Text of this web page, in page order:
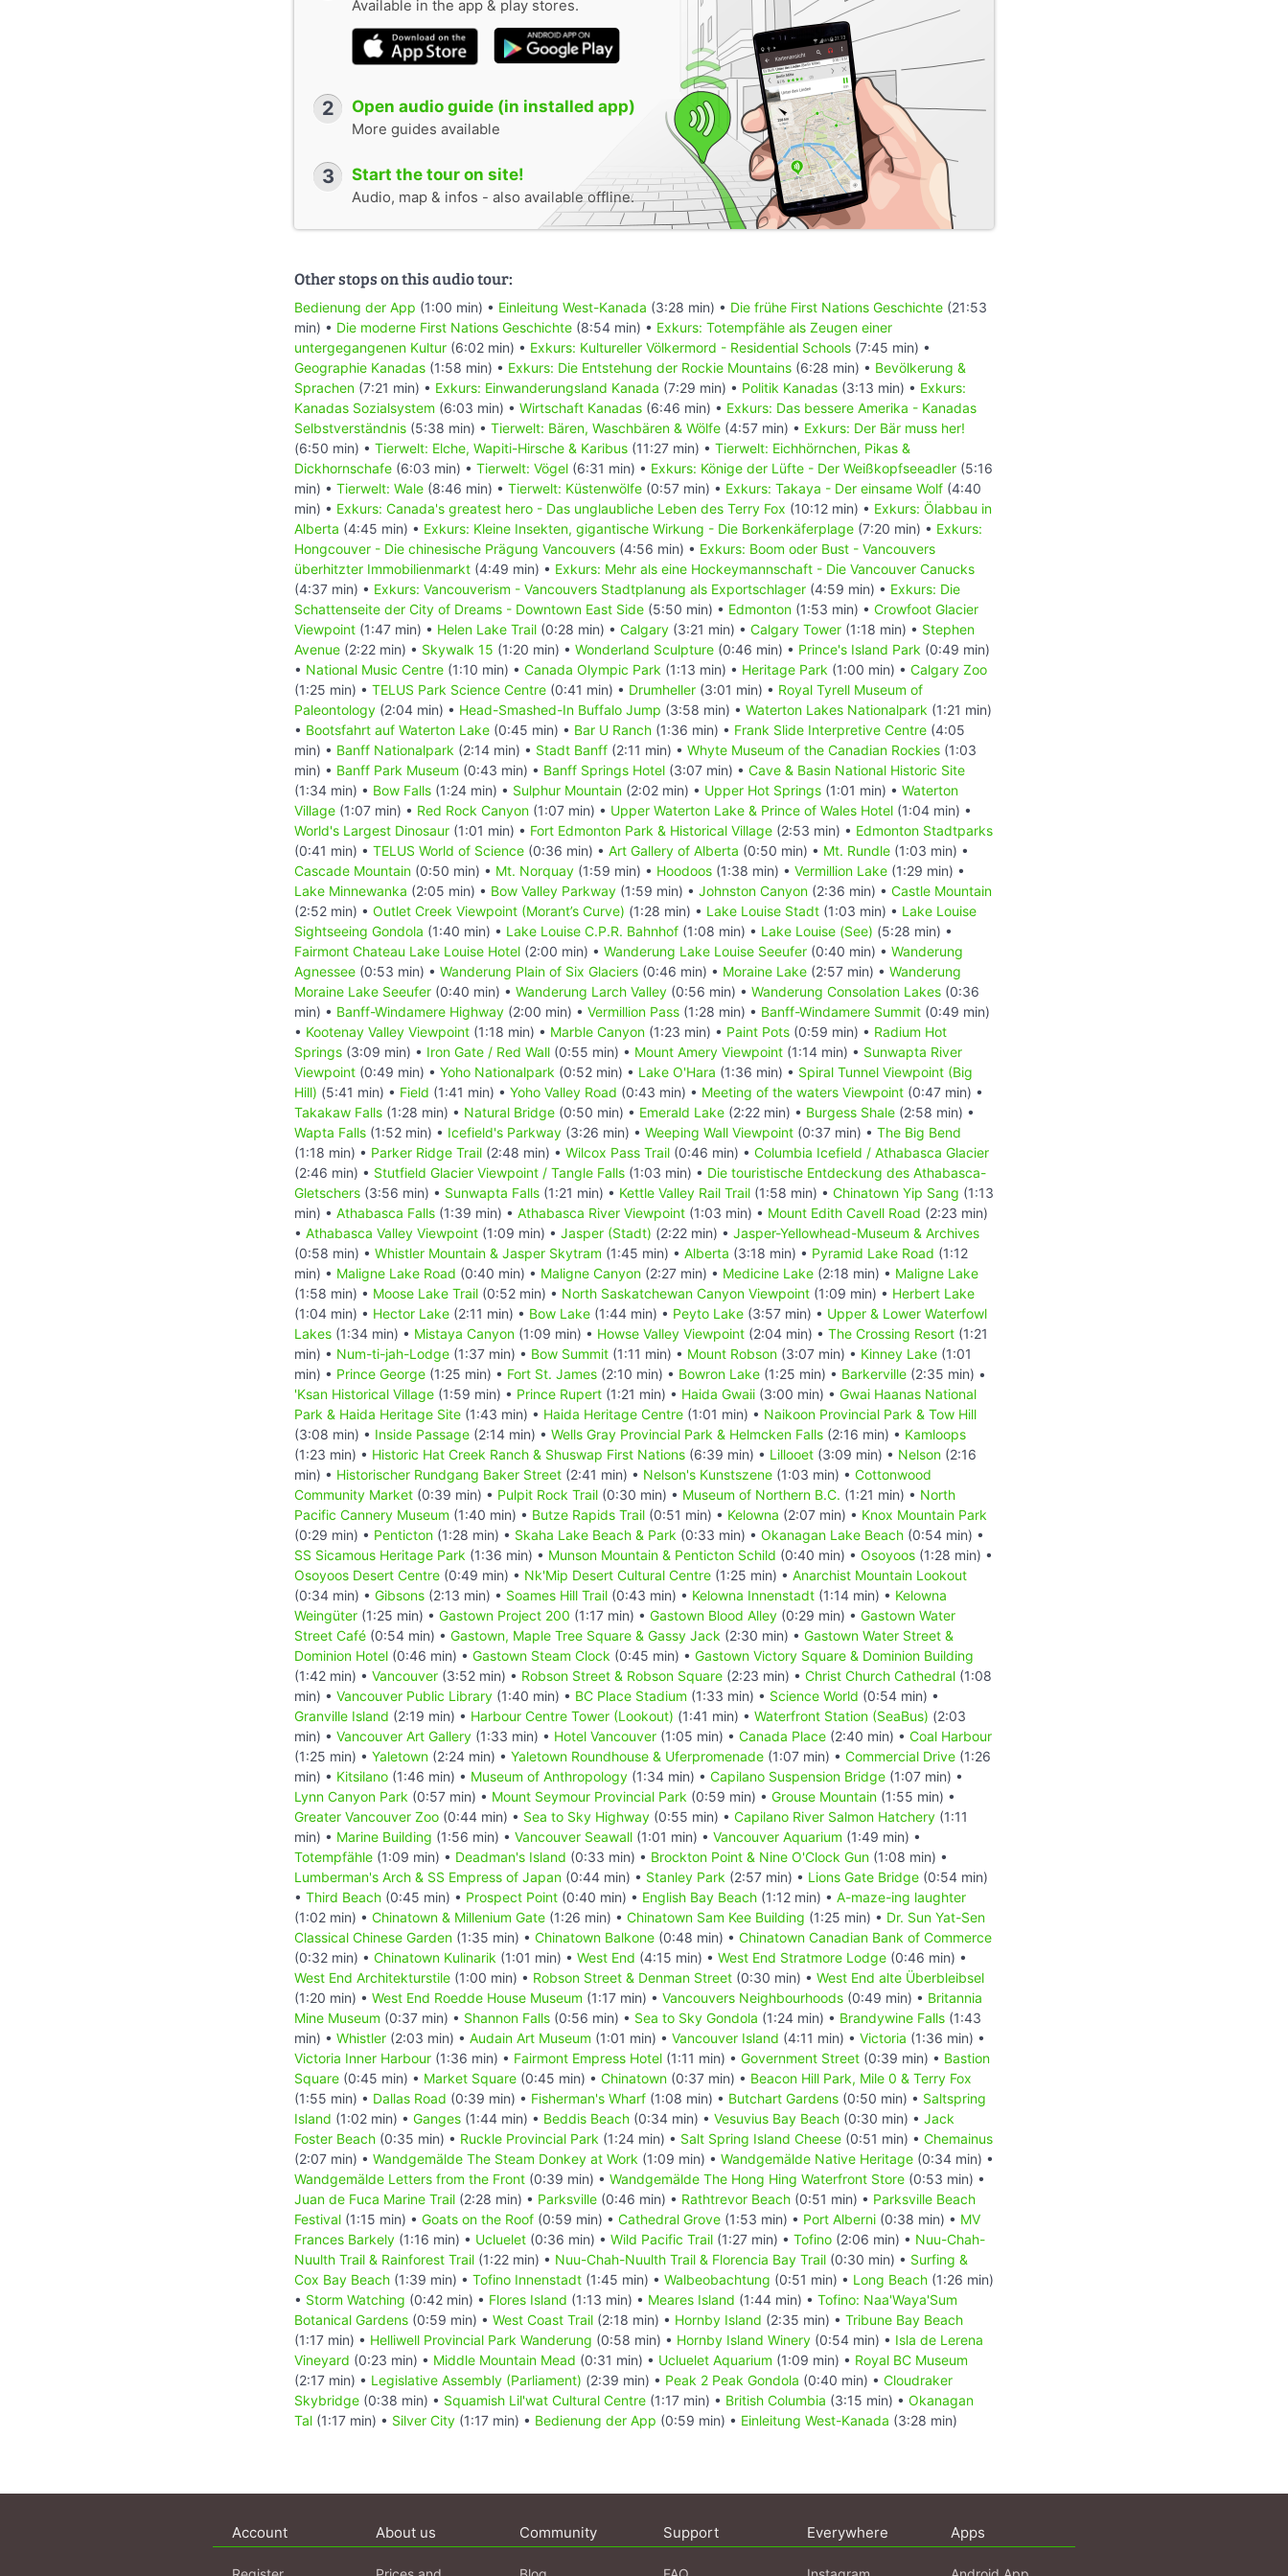
Available in the app & play stores.
2 Open audio guide (in installed app)
More guides available
3 Start the tour on site!
Audio, map & infos - also available offline.
Other stops on this audio tour:
Bedienung der App (1:00 min) • Einleitung West-Kanada (3:28 min) • Die frühe First Nations Geschichte (21:53
min) • Die moderne First Nations Geschichte (8:54 min) • Exkurs: Totempfähle als Zeugen einer
untergegangenen Kultur (6:02 min) • Exkurs: Kultureller Völkermord - Residential Schools (7:45 min) •
Geographie Kanadas (1:58 min) • Exkurs: Die Entstehung der Rockie Mountains (6:28 min) • Bevölkerung &
Sprachen (7:21 min) • Exkurs: Einwanderungsland Kanada (7:29 min) • Politik Kanadas (3:13 min) • Exkurs:
Kanadas Sozialsystem (6:03 min) • Wirtschaft Kanadas (6:46 min) • Exkurs: Das bessere Amerika - Kanadas
Selbstverständnis (5:38 min) • Tierwelt: Bären, Waschbären & Wölfe (4:57 min) • Exkurs: Der Bär muss her!
(6:50 min) • Tierwelt: Elche, Wapiti-Hirsche & Karibus (11:27 min) • Tierwelt: Eichhörnchen, Pikas &
Dickhornschafe (6:03 min) • Tierwelt: Vögel (6:31 min) • Exkurs: Könige der Lüfte - Der Weißkopfseeadler (5:16
min) • Tierwelt: Wale (8:46 min) • Tierwelt: Küstenwölfe (0:57 min) • Exkurs: Takaya - Der einsame Wolf (4:40
min) • Exkurs: Canada's greatest hero - Das unglaubliche Leben des Terry Fox (10:12 min) • Exkurs: Ölabbau in
Alberta (4:45 min) • Exkurs: Kleine Insekten, gigantische Wirkung - Die Borkenkäferplage (7:20 min) • Exkurs:
Hongcouver - Die chinesische Prägung Vancouvers (4:56 min) • Exkurs: Boom oder Bust - Vancouvers
überhitzter Immobilienmarkt (4:49 min) • Exkurs: Mehr als eine Hockeymannschaft - Die Vancouver Canucks
(4:37 min) • Exkurs: Vancouverism - Vancouvers Stadtplanung als Exportschlager (4:59 min) • Exkurs: Die
Schattenseite der City of Dreams - Downtown East Side (5:50 min) • Edmonton (1:53 min) • Crowfoot Glacier
Viewpoint (1:47 min) • Helen Lake Trail (0:28 min) • Calgary (3:21 min) • Calgary Tower (1:18 min) • Stephen
Avenue (2:22 min) • Skywalk 15 (1:20 min) • Wonderland Sculpture (0:46 min) • Prince's Island Park (0:49 min)
• National Music Centre (1:10 min) • Canada Olympic Park (1:13 min) • Heritage Park (1:00 min) • Calgary Zoo
(1:25 min) • TELUS Park Science Centre (0:41 min) • Drumheller (3:01 min) • Royal Tyrell Museum of
Paleontology (2:04 min) • Head-Smashed-In Buffalo Jump (3:58 min) • Waterton Lakes Nationalpark (1:21 min)
• Bootsfahrt auf Waterton Lake (0:45 min) • Bar U Ranch (1:36 min) • Frank Slide Interpretive Centre (4:05
min) • Banff Nationalpark (2:14 min) • Stadt Banff (2:11 min) • Whyte Museum of the Canadian Rockies (1:03
min) • Banff Park Museum (0:43 min) • Banff Springs Hotel (3:07 min) • Cave & Basin National Historic Site
(1:34 min) • Bow Falls (1:24 min) • Sulphur Mountain (2:02 min) • Upper Hot Springs (1:01 min) • Waterton
Village (1:07 min) • Red Rock Canyon (1:07 min) • Upper Waterton Lake & Prince of Wales Hotel (1:04 min) •
World's Largest Dinosaur (1:01 min) • Fort Edmonton Park & Historical Village (2:53 min) • Edmonton Stadtparks
(0:41 min) • TELUS World of Science (0:36 min) • Art Gallery of Alberta (0:50 min) • Mt. Rundle (1:03 min) •
Cascade Mountain (0:50 min) • Mt. Norquay (1:59 min) • Hoodoos (1:38 min) • Vermillion Lake (1:29 min) •
Lake Minnewanka (2:05 min) • Bow Valley Parkway (1:59 min) • Johnston Canyon (2:36 min) • Castle Mountain
(2:52 min) • Outlet Creek Viewpoint (Morant’s Curve) (1:28 min) • Lake Louise Stadt (1:03 min) • Lake Louise
Sightseeing Gondola (1:40 min) • Lake Louise C.P.R. Bahnhof (1:08 min) • Lake Louise (See) (5:28 min) •
Fairmont Chateau Lake Louise Hotel (2:00 min) • Wanderung Lake Louise Seeufer (0:40 min) • Wanderung
Agnessee (0:53 min) • Wanderung Plain of Six Glaciers (0:46 min) • Moraine Lake (2:57 min) • Wanderung
Moraine Lake Seeufer (0:40 min) • Wanderung Larch Valley (0:56 min) • Wanderung Consolation Lakes (0:36
min) • Banff-Windamere Highway (2:00 min) • Vermillion Pass (1:28 min) • Banff-Windamere Summit (0:49 min)
• Kootenay Valley Viewpoint (1:18 min) • Marble Canyon (1:23 min) • Paint Pots (0:59 min) • Radium Hot
Springs (3:09 min) • Iron Gate / Red Wall (0:55 min) • Mount Amery Viewpoint (1:14 min) • Sunwapta River
Viewpoint (0:49 min) • Yoho Nationalpark (0:52 min) • Lake O'Hara (1:36 min) • Spiral Tunnel Viewpoint (Big
Hill) (5:41 min) • Field (1:41 min) • Yoho Valley Road (0:43 min) • Meeting of the waters Viewpoint (0:47 min) •
Takakaw Falls (1:28 min) • Natural Bridge (0:50 min) • Emerald Lake (2:22 min) • Burgess Shale (2:58 min) •
Wapta Falls (1:52 min) • Icefield's Parkway (3:26 min) • Weeping Wall Viewpoint (0:37 min) • The Big Bend
(1:18 min) • Parker Ridge Trail (2:48 min) • Wilcox Pass Trail (0:46 min) • Columbia Icefield / Athabasca Glacier
(2:46 min) • Stutfield Glacier Viewpoint / Tangle Falls (1:03 min) • Die touristische Entdeckung des Athabasca-
Gletschers (3:56 min) • Sunwapta Falls (1:21 min) • Kettle Valley Rail Trail (1:58 min) • Chinatown Yip Sang (1:13
min) • Athabasca Falls (1:39 min) • Athabasca River Viewpoint (1:03 min) • Mount Edith Cavell Road (2:23 min)
• Athabasca Valley Viewpoint (1:09 min) • Jasper (Stadt) (2:22 min) • Jasper-Yellowhead-Museum & Archives
(0:58 min) • Whistler Mountain & Jasper Skytram (1:45 min) • Alberta (3:18 min) • Pyramid Lake Road (1:12
min) • Maligne Lake Road (0:40 min) • Maligne Canyon (2:27 min) • Medicine Lake (2:18 min) • Maligne Lake
(1:58 min) • Moose Lake Trail (0:52 min) • North Saskatchewan Canyon Viewpoint (1:09 min) • Herbert Lake
(1:04 min) • Hector Lake (2:11 min) • Bow Lake (1:44 min) • Peyto Lake (3:57 min) • Upper & Lower Waterfowl
Lakes (1:34 min) • Mistaya Canyon (1:09 min) • Howse Valley Viewpoint (2:04 min) • The Crossing Resort (1:21
min) • Num-ti-jah-Lodge (1:37 min) • Bow Summit (1:11 min) • Mount Robson (3:07 min) • Kinney Lake (1:01
min) • Prince George (1:25 min) • Fort St. James (2:10 min) • Bowron Lake (1:25 min) • Barkerville (2:35 min) •
'Ksan Historical Village (1:59 min) • Prince Rupert (1:21 min) • Haida Gwaii (3:00 min) • Gwai Haanas National
Park & Haida Heritage Site (1:43 min) • Haida Heritage Centre (1:01 min) • Naikoon Provincial Park & Tow Hill
(3:08 min) • Inside Passage (2:14 min) • Wells Gray Provincial Park & Helmcken Falls (2:16 min) • Kamloops
(1:23 min) • Historic Hat Creek Ranch & Shuswap First Nations (6:39 min) • Lillooet (3:09 min) • Nelson (2:16
min) • Historischer Rundgang Baker Street (2:41 min) • Nelson's Kunstszene (1:03 min) • Cottonwood
Community Market (0:39 min) • Pulpit Rock Trail (0:30 min) • Museum of Northern B.C. (1:21 min) • North
Pacific Cannery Museum (1:40 min) • Butze Rapids Trail (0:51 min) • Kelowna (2:07 min) • Knox Mountain Park
(0:29 min) • Penticton (1:28 min) • Skaha Lake Beach & Park (0:33 min) • Okanagan Lake Beach (0:54 min) •
SS Sicamous Heritage Park (1:36 min) • Munson Mountain & Penticton Schild (0:40 min) • Osoyoos (1:28 min) •
Osoyoos Desert Centre (0:49 min) • Nk'Mip Desert Cultural Centre (1:25 min) • Anarchist Mountain Lookout
(0:34 min) • Gibsons (2:13 min) • Soames Hill Trail (0:43 min) • Kelowna Innenstadt (1:14 min) • Kelowna
Weingüter (1:25 min) • Gastown Project 200 (1:17 min) • Gastown Blood Alley (0:29 min) • Gastown Water
Street Café (0:54 min) • Gastown, Maple Tree Square & Gassy Jack (2:30 min) • Gastown Water Street &
Dominion Hotel (0:46 min) • Gastown Steam Clock (0:45 min) • Gastown Victory Square & Dominion Building
(1:42 min) • Vancouver (3:52 min) • Robson Street & Robson Square (2:23 min) • Christ Church Cathedral (1:08
min) • Vancouver Public Library (1:40 min) • BC Place Stadium (1:33 min) • Science World (0:54 min) •
Granville Island (2:19 min) • Harbour Centre Tower (Lookout) (1:41 min) • Waterfront Station (SeaBus) (2:03
min) • Vancouver Art Gallery (1:33 min) • Hotel Vancouver (1:05 min) • Canada Place (2:40 min) • Coal Harbour
(1:25 min) • Yaletown (2:24 min) • Yaletown Roundhouse & Uferpromenade (1:07 min) • Commercial Drive (1:26
min) • Kitsilano (1:46 min) • Museum of Anthropology (1:34 min) • Capilano Suspension Bridge (1:07 min) •
Lynn Canyon Park (0:57 min) • Mount Seymour Provincial Park (0:59 min) • Grouse Mountain (1:55 min) •
Greater Vancouver Zoo (0:44 min) • Sea to Sky Highway (0:55 min) • Capilano River Salmon Hatchery (1:11
min) • Marine Building (1:56 min) • Vancouver Seawall (1:01 min) • Vancouver Aquarium (1:49 min) •
Totempfähle (1:09 min) • Deadman's Island (0:33 min) • Brockton Point & Nine O'Clock Gun (1:08 min) •
Lumberman's Arch & SS Empress of Japan (0:44 min) • Stanley Park (2:57 min) • Lions Gate Bridge (0:54 min)
• Third Beach (0:45 min) • Prospect Point (0:40 min) • English Bay Beach (1:12 min) • A-maze-ing laughter
(1:02 min) • Chinatown & Millenium Gate (1:26 min) • Chinatown Sam Kee Building (1:25 min) • Dr. Sun Yat-Sen
Classical Chinese Garden (1:35 min) • Chinatown Balkone (0:48 min) • Chinatown Canadian Bank of Commerce
(0:32 min) • Chinatown Kulinarik (1:01 min) • West End (4:15 min) • West End Stratmore Lodge (0:46 min) •
West End Architekturstile (1:00 min) • Robson Street & Denman Street (0:30 min) • West End alte Überbleibsel
(1:20 min) • West End Roedde House Museum (1:17 min) • Vancouvers Neighbourhoods (0:49 min) • Britannia
Mine Museum (0:37 min) • Shannon Falls (0:56 min) • Sea to Sky Gondola (1:24 min) • Brandywine Falls (1:43
min) • Whistler (2:03 min) • Audain Art Museum (1:01 min) • Vancouver Island (4:11 min) • Victoria (1:36 min) •
Victoria Inner Harbour (1:36 min) • Fairmont Empress Hotel (1:11 min) • Government Street (0:39 min) • Bastion
Square (0:45 min) • Market Square (0:45 min) • Chinatown (0:37 min) • Beacon Hill Park, Mile 0 & Terry Fox
(1:55 min) • Dallas Road (0:39 min) • Fisherman's Wharf (1:08 min) • Butchart Gardens (0:50 min) • Saltspring
Island (1:02 min) • Ganges (1:44 min) • Beddis Beach (0:34 min) • Vesuvius Bay Beach (0:30 min) • Jack
Foster Beach (0:35 min) • Ruckle Provincial Park (1:24 min) • Salt Spring Island Cheese (0:51 min) • Chemainus
(2:07 min) • Wandgemälde The Steam Donkey at Work (1:09 min) • Wandgemälde Native Heritage (0:34 min) •
Wandgemälde Letters from the Front (0:39 min) • Wandgemälde The Hong Hing Waterfront Store (0:53 min) •
Juan de Fuca Marine Trail (2:28 min) • Parksville (0:46 min) • Rathtrevor Beach (0:51 min) • Parksville Beach
Festival (1:15 min) • Goats on the Roof (0:59 min) • Cathedral Grove (1:53 min) • Port Alberni (0:38 min) • MV
Frances Barkely (1:16 min) • Ucluelet (0:36 min) • Wild Pacific Trail (1:27 min) • Tofino (2:06 min) • Nuu-Chah-
Nuulth Trail & Rainforest Trail (1:22 min) • Nuu-Chah-Nuulth Trail & Florencia Bay Trail (0:30 min) • Surfing &
Cox Bay Beach (1:39 min) • Tofino Innenstadt (1:45 min) • Walbeobachtung (0:51 min) • Long Beach (1:26 min)
• Storm Watching (0:42 min) • Flores Island (1:13 min) • Meares Island (1:44 min) • Tofino: Naa'Waya'Sum
Botanical Gardens (0:59 min) • West Coast Trail (2:18 min) • Hornby Island (2:35 min) • Tribune Bay Beach
(1:17 min) • Helliwell Provincial Park Wanderung (0:58 min) • Hornby Island Winery (0:54 min) • Isla de Lerena
Vineyard (0:23 min) • Middle Mountain Mead (0:31 min) • Ucluelet Aquarium (1:09 min) • Royal BC Museum
(2:17 min) • Legislative Assembly (Parliament) (2:39 min) • Peak 2 Peak Gondola (0:40 min) • Cloudraker
Skybridge (0:38 min) • Squamish Lil'wat Cultural Centre (1:17 min) • British Columbia (3:15 min) • Okanagan
Tal (1:17 min) • Silver City (1:17 min) • Bedienung der App (0:59 min) • Einleitung West-Kanada (3:28 min)
Account About us Community Support Everywhere Apps